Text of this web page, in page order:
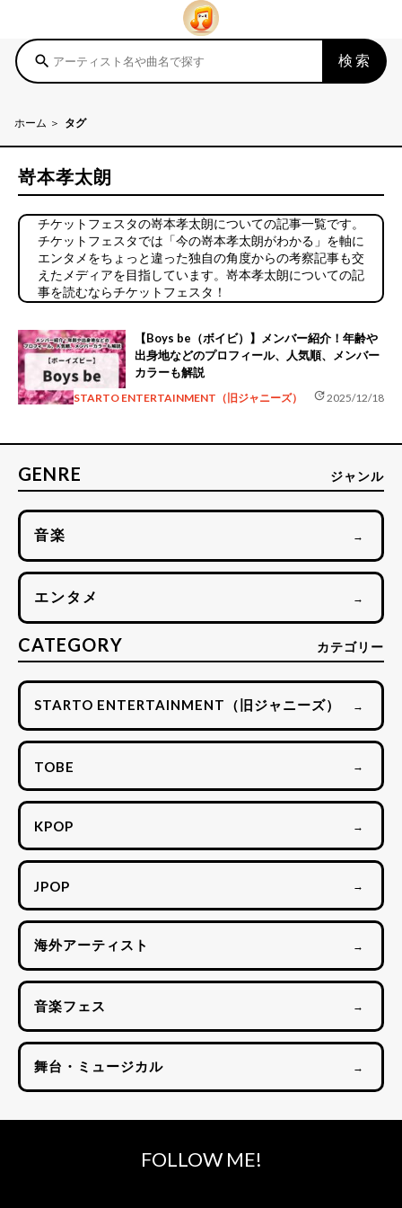
search 検索
ホーム タグ
嵜本孝太朗
チケットフェスタの嵜本孝太朗についての記事一覧です。
チケットフェスタでは「今の嵜本孝太朗がわかる」を軸に
エンタメをちょっと違った独自の角度からの考察記事も交
えたメディアを目指しています。嵜本孝太朗についての記
事を読むならチケットフェスタ！
【Boys be（ボイビ）】メンバー紹介！年齢や
出身地などのプロフィール、人気順、メンバー
カラーも解説
STARTO ENTERTAINMENT（旧ジャニーズ） update2025/12/18
GENRE ジャンル
音楽 →
エンタメ →
CATEGORY カテゴリー
STARTO ENTERTAINMENT（旧ジャニーズ） →
TOBE →
KPOP →
JPOP →
海外アーティスト →
音楽フェス →
舞台・ミュージカル →
FOLLOW ME!